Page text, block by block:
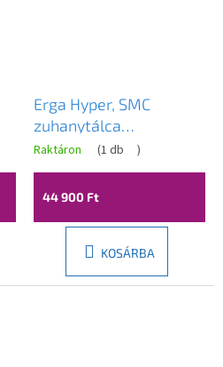
Erga Hyper, SMC
zuhanytálca
120x80x2,6 cm + szifon,
fehér matt, ERG-V06-
SMC-8012S-WH
Raktáron (1 db )
44 900 Ft
KOSÁRBA